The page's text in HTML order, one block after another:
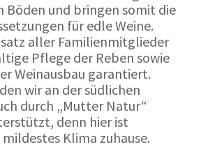
Böden und bringen somit die
für edle Weine.
aller Familienmitglieder
Pflege der Reben sowie
Weinausbau garantiert.
wir an der südlichen
durch „Mutter Natur“
denn hier ist
Klima zuhause.